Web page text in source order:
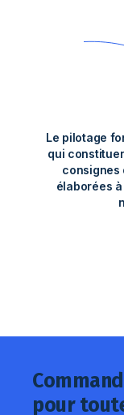
Le pilotage
qui
consignes
élaborées à
pour